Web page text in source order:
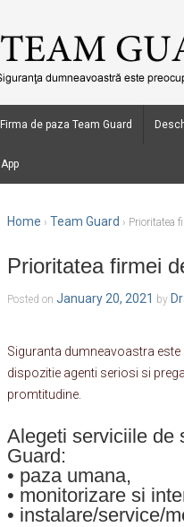
Firma de paza Team Guard
App
Home › Team Guard › Prioritatea
Prioritatea firmei
Posted on January 20, 2021 by
Siguranta dumneavoastra este
dispozitie agenti seriosi si
promtitudine.
Alegeti serviciile de
Guard:
• paza umana,
• monitorizare si
• instalare/service/